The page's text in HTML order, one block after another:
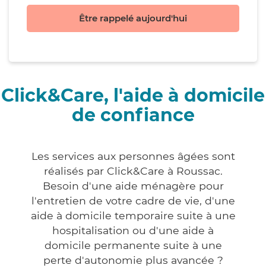
Être rappelé aujourd'hui
Click&Care, l'aide à domicile
de confiance
Les services aux personnes âgées sont
réalisés par Click&Care à Roussac.
Besoin d'une aide ménagère pour
l'entretien de votre cadre de vie, d'une
aide à domicile temporaire suite à une
hospitalisation ou d'une aide à
domicile permanente suite à une
perte d'autonomie plus avancée ?